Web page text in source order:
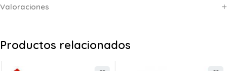
Valoraciones
Productos relacionados